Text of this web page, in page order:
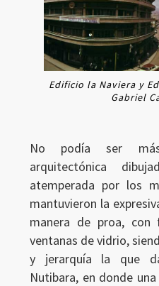
Edificio la Naviera y
Gabriel
No podía ser
arquitectónica
atemperada por los
mantuvieron la
manera de proa, con
ventanas de vidrio,
y jerarquía la que
Nutibara, en donde